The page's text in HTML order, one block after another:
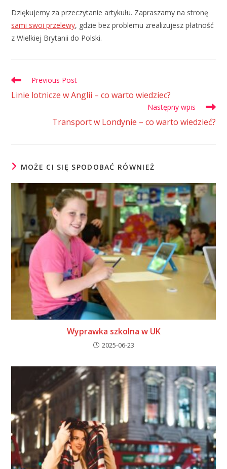
Dziękujemy za przeczytanie artykułu. Zapraszamy na stronę
sami swoi przelewy, gdzie bez problemu zrealizujesz płatność
z Wielkiej Brytanii do Polski.
Previous Post
Linie lotnicze w Anglii – co warto wiedziec?
Następny wpis
Transport w Londynie – co warto wiedzieć?
MOŻE CI SIĘ SPODOBAĆ RÓWNIEŻ
Wyprawka szkolna w UK
2025-06-23